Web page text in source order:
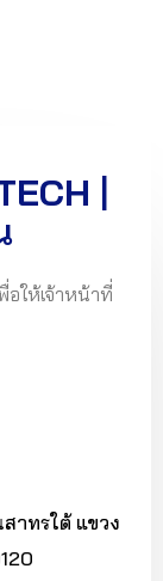
ให้เจ้าหน้าที่
าทรใต้ แขวง